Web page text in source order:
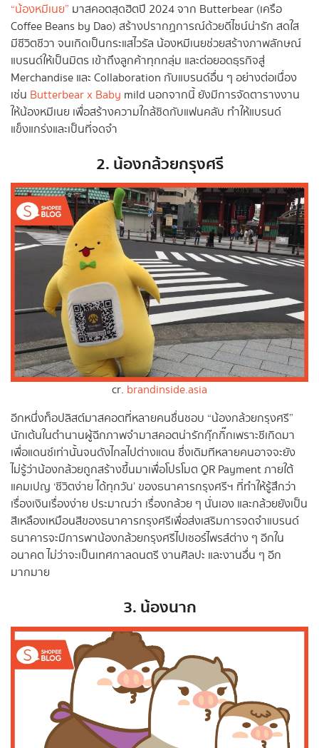
“น้องหมีเนย” มาสคอตสุดฮิตปี 2024 จาก Butterbear (เครือ
Coffee Beans by Dao) สร้างปรากฏการณ์ด้วยดีไซน์น่ารัก สดใส
มีชีวิตชีวา จนเกิดเป็นกระแสไวรัล น้องหมีเนยช่วยสร้างภาพลักษณ์
แบรนด์ให้เป็นมิตร เข้าถึงลูกค้าทุกกลุ่ม และต่อยอดธุรกิจสู่
Merchandise และ Collaboration กับแบรนด์อื่น ๆ อย่างต่อเนื่อง
เช่น Butterbear x Baby mild นอกจากนี้ ยังมีการจัดตารางงาน
ให้น้องหมีเนย เพื่อสร้างความใกล้ชิดกับแฟนคลับ ทำให้แบรนด์
แข็งแกร่งและเป็นที่จดจำ
2. น้องกล้วยกรุงศรี
cr. brandinside.asia
อีกหนึ่งท็อปลิสต์มาสคอตที่หลายคนชื่นชอบ “น้องกล้วยกรุงศรี”
นักเต้นในตำนานผู้ฉีกภาพจำมาสคอตน่ารักกุ๊กกิ๊กเพราะชีเกิดมา
เพื่อแดนซ์เท่านั้นจนดังไกลไปต่างแดน ซึ่งเดิมทีหลายคนอาจจะยัง
ไม่รู้ว่าน้องกล้วยถูกสร้างขึ้นมาเพื่อโปรโมต QR Payment ภายใต้
แคมเปญ ‘ชีวิตง่าย ได้ทุกวัน’ ของธนาคารกรุงศรีฯ ที่ทำให้รู้สึกว่า
เรื่องเงินเรื่องง่าย ประมาณว่า เรื่องกล้วย ๆ นั่นเอง และกล้วยยังเป็น
สีเหลืองเหมือนสีของธนาคารกรุงศรีเพื่อส่งเสริมการจดจำแบรนด์
ธนาคารจะมีการพาน้องกล้วยกรุงศรีไปเซอร์ไพรส์ต่าง ๆ อีกใน
อนาคต ไม่ว่าจะเป็นเทศกาลดนตรี งานศิลปะ และงานอื่น ๆ อีก
มากมาย
3. น้องนาก